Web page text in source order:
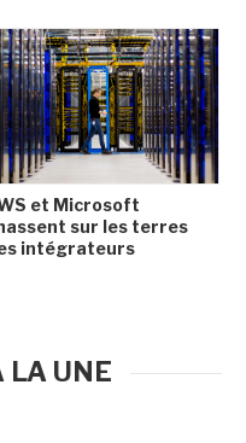
et Microsoft
sur les terres
intégrateurs
LA UNE